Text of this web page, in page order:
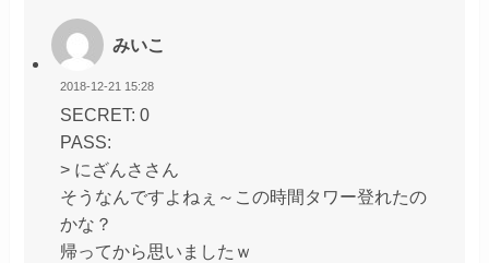
みいこ
2018-12-21 15:28
SECRET: 0
PASS:
> にざんささん
そうなんですよねぇ～この時間タワー登れたの
かな？
帰ってから思いましたｗ